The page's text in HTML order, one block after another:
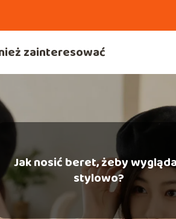
zainteresować
Jak nosić beret, żeby
stylowo?